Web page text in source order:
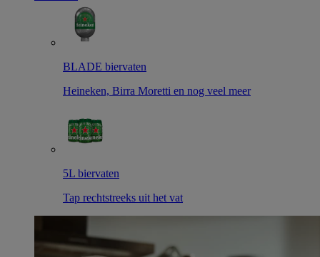
BLADE biervaten
Heineken, Birra Moretti en nog veel meer
5L biervaten
Tap rechtstreeks uit het vat